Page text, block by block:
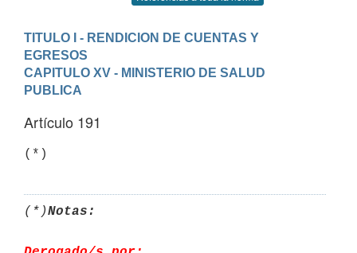
TITULO I - RENDICION DE CUENTAS Y
EGRESOS
CAPITULO XV - MINISTERIO DE SALUD
PUBLICA
Artículo 191
(*)
(*)Notas: